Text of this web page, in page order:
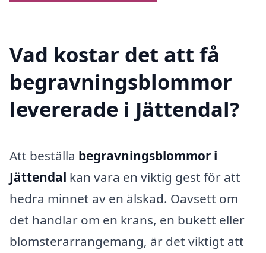
Vad kostar det att få
begravningsblommor
levererade i Jättendal?
Att beställa begravningsblommor i
Jättendal kan vara en viktig gest för att
hedra minnet av en älskad. Oavsett om
det handlar om en krans, en bukett eller
blomsterarrangemang, är det viktigt att